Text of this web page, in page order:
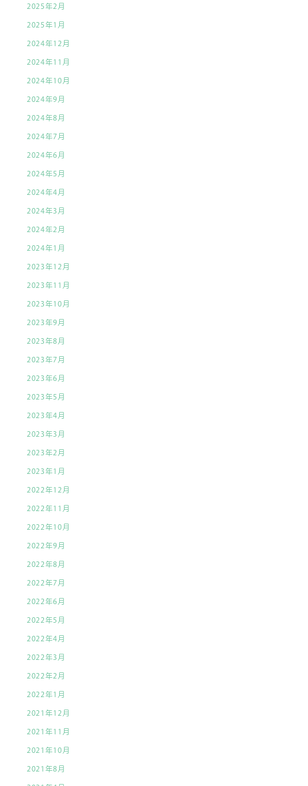
2025年2月
2025年1月
2024年12月
2024年11月
2024年10月
2024年9月
2024年8月
2024年7月
2024年6月
2024年5月
2024年4月
2024年3月
2024年2月
2024年1月
2023年12月
2023年11月
2023年10月
2023年9月
2023年8月
2023年7月
2023年6月
2023年5月
2023年4月
2023年3月
2023年2月
2023年1月
2022年12月
2022年11月
2022年10月
2022年9月
2022年8月
2022年7月
2022年6月
2022年5月
2022年4月
2022年3月
2022年2月
2022年1月
2021年12月
2021年11月
2021年10月
2021年8月